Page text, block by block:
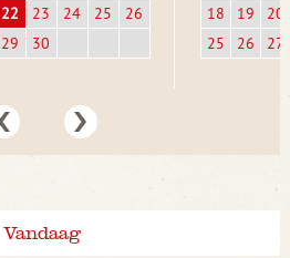
22 23 24 25
26
29 30
18
19
20
25
26 27
Vandaag